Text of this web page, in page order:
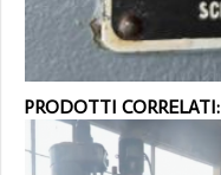
PRODOTTI CORRELATI: